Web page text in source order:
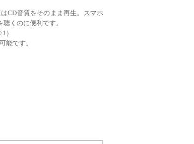
CD音質をそのまま再生。スマホ
くのに便利です。
）
能です。